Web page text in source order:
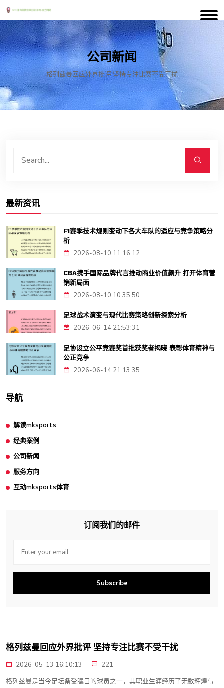
公司新闻
格列兹曼回应外界批评 坚持专注比赛不受干扰
最新资讯
F1赛季技术规则变动下各大车队的适应与竞争策略分
析
2026-08-10 11:16:12
CBA携手国际品牌代言推动商业价值飙升 打开体育营
销新局面
2026-08-10 10:35:50
足球战术演变与现代比赛策略创新探索分析
2026-06-14 21:53:31
足协设立公平竞赛奖首批获奖者揭晓 表彰体育精神与
公正竞争
2026-06-14 21:13:35
导航
解读mksports
经典案例
公司新闻
服务方向
互动mksports体育
订阅我们的邮件
Subscribe
格列兹曼回应外界批评 坚持专注比赛不受干扰
2026-05-13 16:10:13
221
格列兹曼是当今足坛备受瞩目的球员之一，其职业生涯经历了无数辉煌与